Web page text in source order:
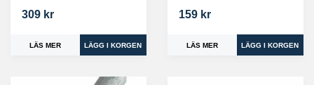
309 kr
LÄS MER
159 kr
LÄS MER